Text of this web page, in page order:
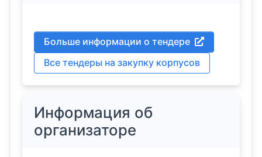
Больше информации о тендере
Все тендеры на закупку корпусов
Информация об
организаторе